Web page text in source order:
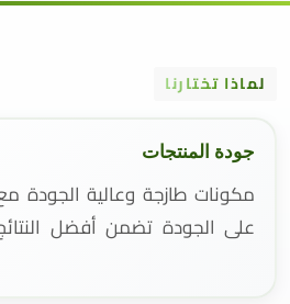
لماذا تختارنا
جودة المنتجات
مكونات طازجة وعالية الجودة
على الجودة تضمن أفضل